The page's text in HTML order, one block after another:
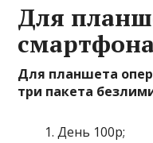
Для
смартфона
Для планшета
три пакета
День 100р;